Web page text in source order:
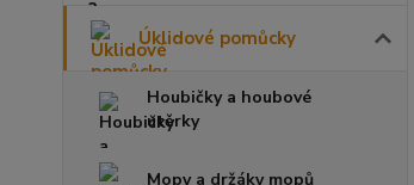
Úklidové pomůcky
Houbičky a houbové
utěrky
Mopy a držáky mopů